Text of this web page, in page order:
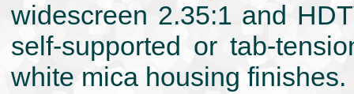
widescreen 2.35:1 and
self-supported or tab-
white mica housing finishes.